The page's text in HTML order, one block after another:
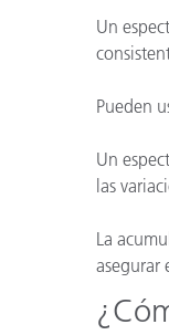
Un
Pueden
Un
las
La
asegurar